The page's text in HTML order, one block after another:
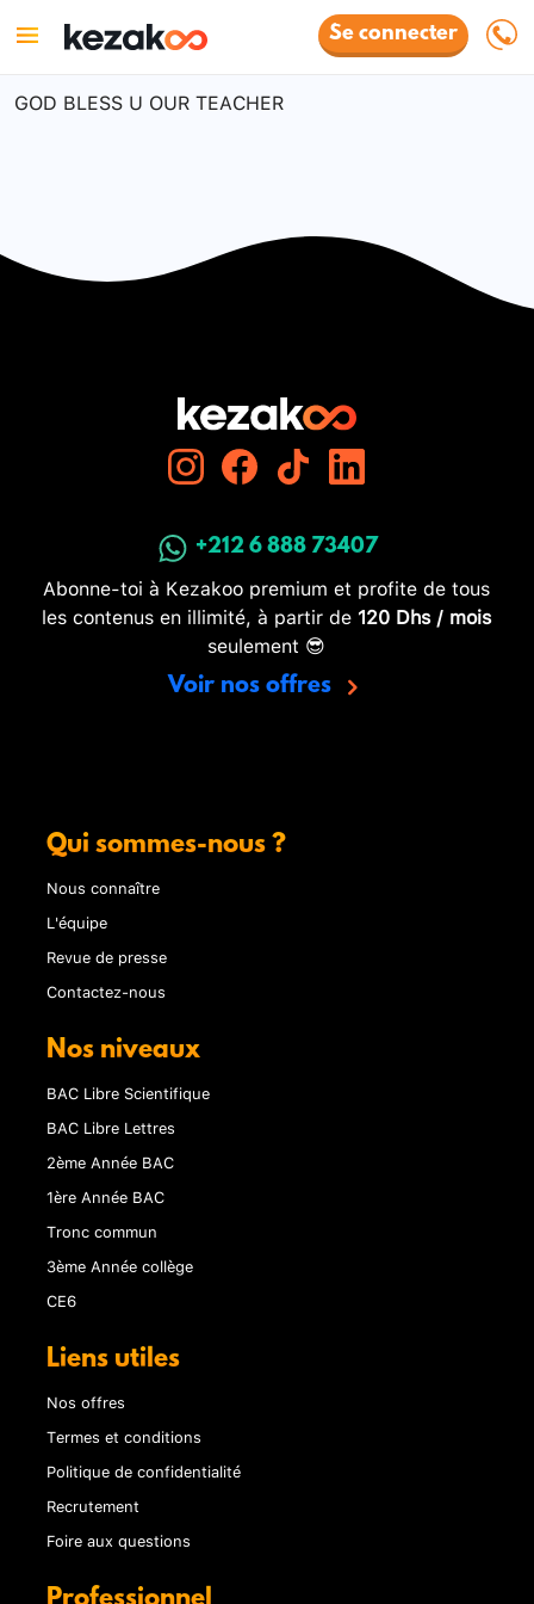
Se connecter
GOD BLESS U OUR TEACHER
+212 6 888 73407
Abonne-toi à Kezakoo premium et profite de tous
les contenus en illimité, à partir de 120 Dhs / mois
seulement 😎
Voir nos offres
Qui sommes-nous ?
Nous connaître
L'équipe
Revue de presse
Contactez-nous
Nos niveaux
BAC Libre Scientifique
BAC Libre Lettres
2ème Année BAC
1ère Année BAC
Tronc commun
3ème Année collège
CE6
Liens utiles
Nos offres
Termes et conditions
Politique de confidentialité
Recrutement
Foire aux questions